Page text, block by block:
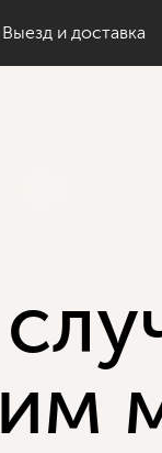
Выезд и доставка